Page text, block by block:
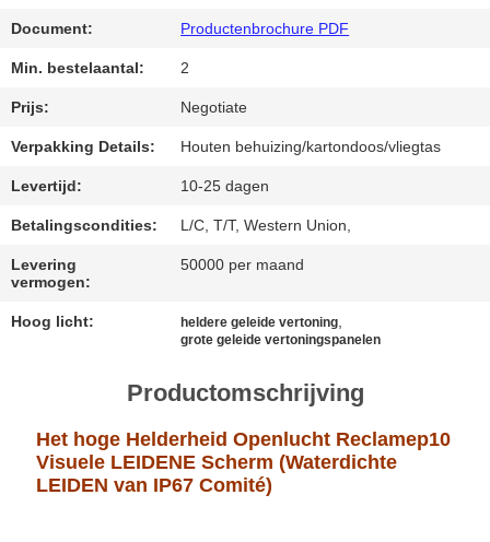
CHAT
NU
BAIDU
PRIVACYBELEID
Document: Productenbrochure PDF
Min. bestelaantal: 2
Prijs: Negotiate
Verpakking Details: Houten behuizing/kartondoos/vliegtas
Levertijd: 10-25 dagen
Betalingscondities: L/C, T/T, Western Union,
Levering
vermogen:
50000 per maand
Hoog licht: heldere geleide vertoning
grote geleide vertoningspanelen
Productomschrijving
Het hoge Helderheid Openlucht Reclamep10
Visuele LEIDENE Scherm (Waterdichte
LEIDEN van IP67 Comité)